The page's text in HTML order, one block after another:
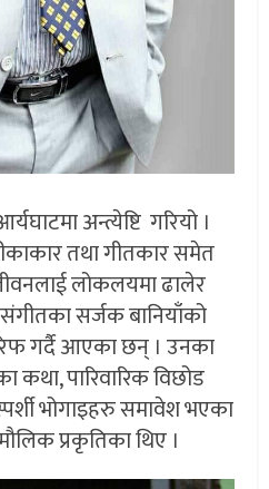
अन्त्येष्टि गरियो ।
तथा गीतकार समेत
लोकलयमा ढालेर
सर्जक बानियाँको
गर्दै आएका छन् । उनका
कथा, पारिवारिक विछोड
भोगाइहरु समावेश भएका
प्रकृतिका थिए ।